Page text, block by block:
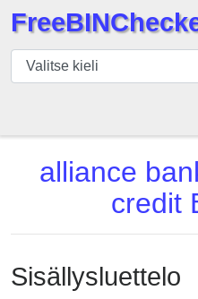
BIN
Tarkistaja
Määrä
API
BIN
Generator
alliance
credit
Sisällysluettelo